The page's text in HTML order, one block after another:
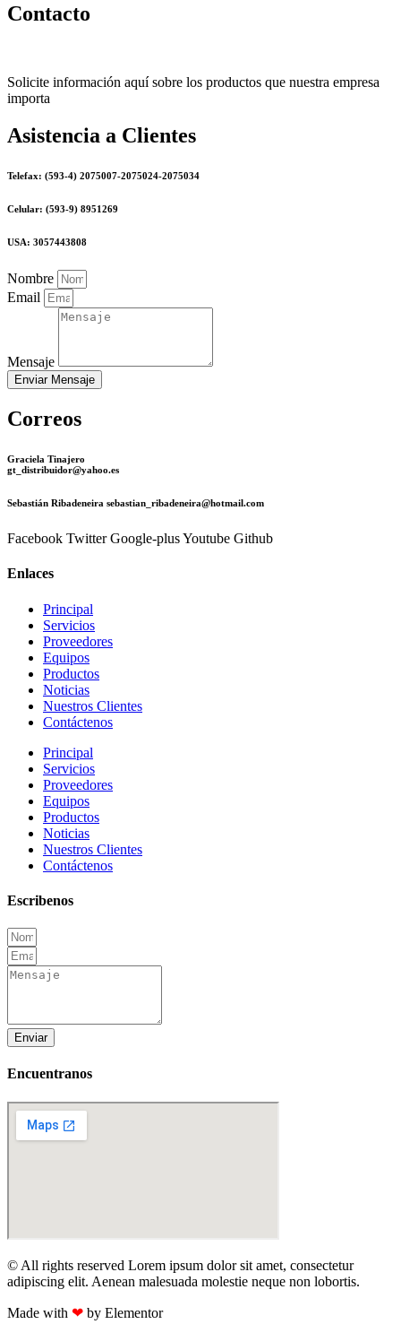
Contacto
Solicite información aquí sobre los productos que nuestra empresa
importa
Asistencia a Clientes
Telefax: (593-4) 2075007-2075024-2075034
Celular: (593-9) 8951269
USA: 3057443808
Nombre
Email
Mensaje
Enviar Mensaje
Correos
Graciela Tinajero
gt_distribuidor@yahoo.es
Sebastián Ribadeneira sebastian_ribadeneira@hotmail.com
Facebook Twitter Google-plusYoutube Github
Enlaces
Principal
Servicios
Proveedores
Equipos
Productos
Noticias
Nuestros Clientes
Contáctenos
Principal
Servicios
Proveedores
Equipos
Productos
Noticias
Nuestros Clientes
Contáctenos
Escribenos
Enviar
Encuentranos
© All rights reserved Lorem ipsum dolor sit amet, consectetur
adipiscing elit. Aenean malesuada molestie neque non lobortis.
Made with ❤ by Elementor​​